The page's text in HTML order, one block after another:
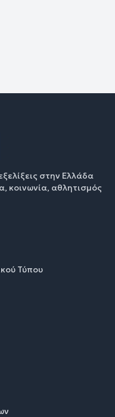
στην Ελλάδα
κοινωνία, αθλητισμός
Τύπου